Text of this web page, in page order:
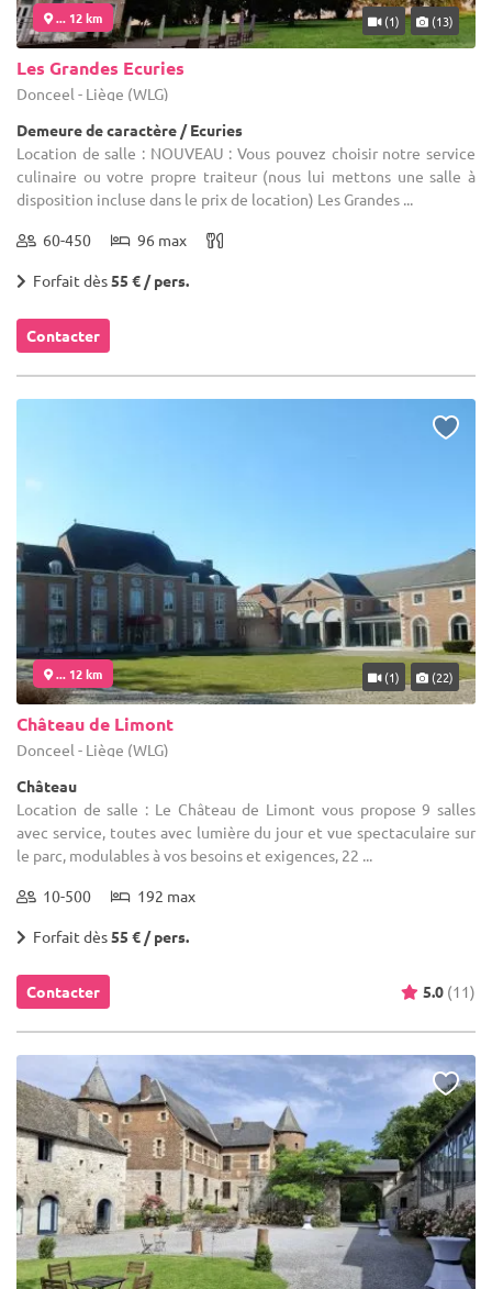
... 12 km (1) (13)
Les Grandes Ecuries
Donceel - Liège (WLG)
Demeure de caractère / Ecuries
Location de salle : NOUVEAU : Vous pouvez choisir notre service
culinaire ou votre propre traiteur (nous lui mettons une salle à
disposition incluse dans le prix de location) Les Grandes ...
60-450 96 max
Forfait dès55 € / pers.
Contacter
... 12 km (1) (22)
Château de Limont
Donceel - Liège (WLG)
Château
Location de salle : Le Château de Limont vous propose 9 salles
avec service, toutes avec lumière du jour et vue spectaculaire sur
le parc, modulables à vos besoins et exigences, 22 ...
10-500 192 max
Forfait dès55 € / pers.
Contacter 5.0 (11)